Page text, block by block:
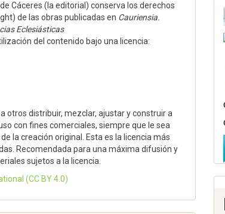
Cáceres (la editorial) conserva los derechos
de las obras publicadas en Cauriensia.
Eclesiásticas
del contenido bajo una licencia:
otros distribuir, mezclar, ajustar y construir a
con fines comerciales, siempre que le sea
la creación original. Esta es la licencia más
Recomendada para una máxima difusión y
sujetos a la licencia.
(CC BY 4.0)